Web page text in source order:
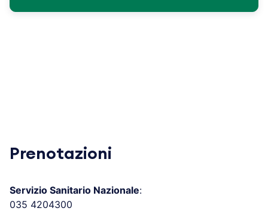
Prenotazioni
Servizio Sanitario Nazionale:
035 4204300